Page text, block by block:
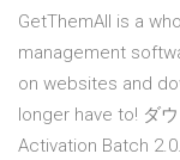
GetThemAll is a
management
on websites and
longer have to! ダ
Activation Batch